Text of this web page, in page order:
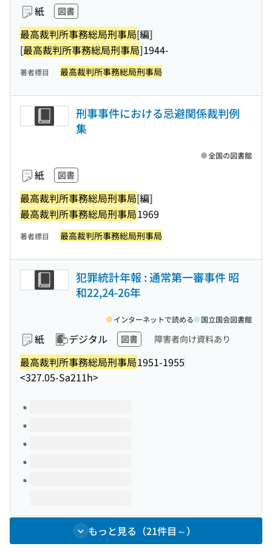
紙 図書
最高裁判所事務総局刑事局[編]
[最高裁判所事務総局刑事局]1944-
著者標目 最高裁判所事務総局刑事局
刑事事件における忌避関係裁判例
集
紙 図書
最高裁判所事務総局刑事局[編]
最高裁判所事務総局刑事局1969
全国の図書館
著者標目 最高裁判所事務総局刑事局
犯罪統計年報 : 通常第一審事件 昭
和22,24-26年
紙 デジタル 図書 障害者向け資料あり
最高裁判所事務総局刑事局1951-1955
<327.05-Sa211h>
インターネットで読める 国立国会図書館
このタイトルの巻号
もっと見る（21件目～）